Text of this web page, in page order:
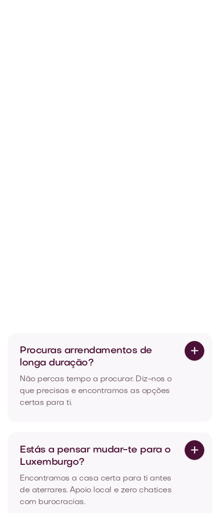
Procuras arrendamentos de
longa duração?
Não percas tempo a procurar. Diz-nos o
que precisas e encontramos as opções
certas para ti.

Estás a pensar mudar-te para o
Luxemburgo?
Encontramos a casa certa para ti antes
de aterrares. Apoio local e zero chatices
com burocracias.
